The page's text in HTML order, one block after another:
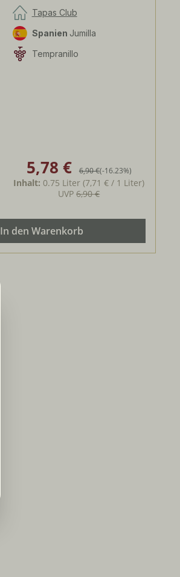
Tapas Club
Spanien Jumilla
Tempranillo
Verkaufspreis:
5,78 € Regulärer Preis:
6,90 €(-16.23%)
Inhalt: 0.75 Liter(7,71 € / 1 Liter)
UVP6,90 €
In den Warenkorb